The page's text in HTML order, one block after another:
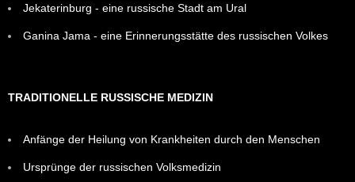
Jekaterinburg - eine russische Stadt am Ural
Ganina Jama - eine Erinnerungsstätte des russischen Volkes
TRADITIONELLE RUSSISCHE MEDIZIN
Anfänge der Heilung von Krankheiten durch den Menschen
Ursprünge der russischen Volksmedizin